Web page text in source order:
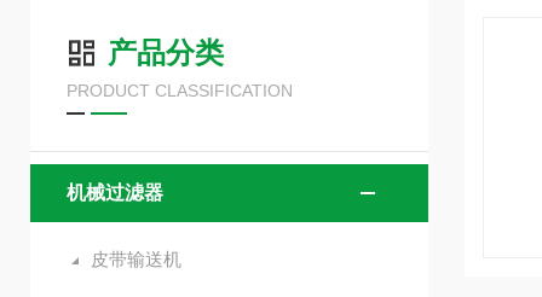
产品分类
PRODUCT CLASSIFICATION
机械过滤器
皮带输送机